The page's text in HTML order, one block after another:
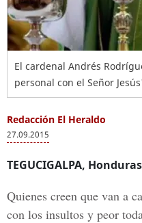
El cardenal Andrés
personal con el Señor
Redacción El Heraldo
27.09.2015
TEGUCIGALPA, Honduras
Quienes creen que van a
con los insultos y peor